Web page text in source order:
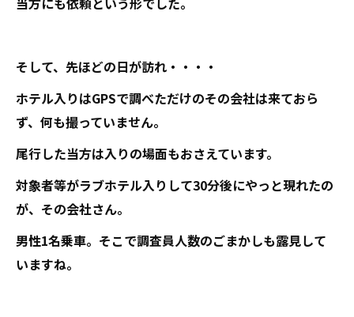
そして、先ほどの日が訪れ・・・・
ホテル入りはGPSで調べただけのその会社は来ておら
ず、何も撮っていません。
尾行した当方は入りの場面もおさえています。
対象者等がラブホテル入りして30分後にやっと現れたの
が、その会社さん。
男性1名乗車。そこで調査員人数のごまかしも露見して
いますね。